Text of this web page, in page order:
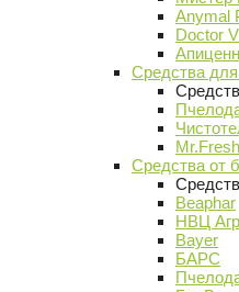
Anymal
Doctor
Средства
Mr.Fresh
Средства от
Beaphar
НВЦ
Bayer
БАРС